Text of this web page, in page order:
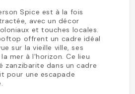
Spice est à la fois
avec un décor
et touches locales.
offrent un cadre idéal
sur la vieille ville, ses
mer à l'horizon. Ce lieu
zanzibarite dans un cadre
pour une escapade